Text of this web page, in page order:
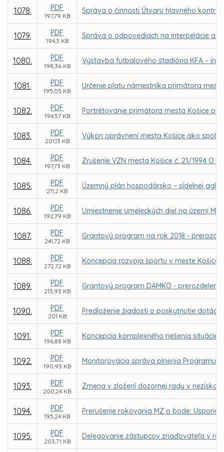
1078. PDF
197,79 KB
Správa o činnosti Útvaru hlavného
1079. PDF
194,3 KB
Správa o odpovediach na interpelácie a
1080. PDF
198,36 KB
Výstavba futbalového štadióna KFA –
1081. PDF
195,05 KB
Určenie platu námestníka primátora
1082. PDF
194,57 KB
Portrétovanie primátora mesta Košice
1083. PDF
201,13 KB
Výkon oprávnení mesta Košice ako
1084. PDF
197,73 KB
Zrušenie VZN mesta Košice č. 21/1994 O
1085. PDF
211,2 KB
Územný plán hospodársko – sídelnej
1086. PDF
192,79 KB
Umiestnenie umeleckých diel na území
1087. PDF
241,72 KB
Grantový program na rok 2018 -
1088. PDF
272,72 KB
Koncepcia rozvoja športu v meste Košice
1089. PDF
213,93 KB
Grantový program DAMKO -
1090. PDF
201 KB
Predloženie žiadosti o poskytnutie
1091. PDF
196,88 KB
Koncepcia komplexného riešenia
1092. PDF
190,93 KB
Monitorovacia správa plnenia Programu
1093. PDF
200,24 KB
Zmena v zložení dozornej rady v
1094. PDF
195,24 KB
Prerušenie rokovania MZ o bode:
1095. PDF
203,71 KB
Delegovanie zástupcov zriaďovateľa v